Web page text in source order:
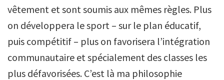
vêtement et sont soumis aux mêmes règles. Plus
on développera le sport – sur le plan éducatif,
puis compétitif – plus on favorisera l’intégration
communautaire et spécialement des classes les
plus défavorisées. C’est là ma philosophie